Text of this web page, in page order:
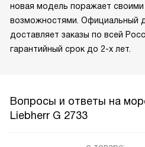
новая модель поражает
возможностями. Официальный
доставляет заказы по всей
гарантийный срок до 2-х лет.
Вопросы и ответы на
Liebherr G 2733